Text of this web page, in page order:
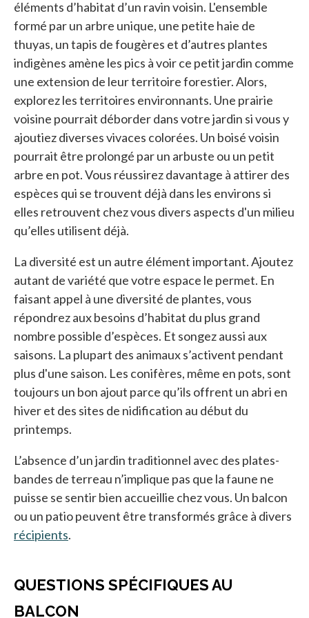
éléments d’habitat d’un ravin voisin. L'ensemble
formé par un arbre unique, une petite haie de
thuyas, un tapis de fougères et d’autres plantes
indigènes amène les pics à voir ce petit jardin comme
une extension de leur territoire forestier. Alors,
explorez les territoires environnants. Une prairie
voisine pourrait déborder dans votre jardin si vous y
ajoutiez diverses vivaces colorées. Un boisé voisin
pourrait être prolongé par un arbuste ou un petit
arbre en pot. Vous réussirez davantage à attirer des
espèces qui se trouvent déjà dans les environs si
elles retrouvent chez vous divers aspects d'un milieu
qu’elles utilisent déjà.
La diversité est un autre élément important. Ajoutez
autant de variété que votre espace le permet. En
faisant appel à une diversité de plantes, vous
répondrez aux besoins d’habitat du plus grand
nombre possible d’espèces. Et songez aussi aux
saisons. La plupart des animaux s’activent pendant
plus d'une saison. Les conifères, même en pots, sont
toujours un bon ajout parce qu’ils offrent un abri en
hiver et des sites de nidification au début du
printemps.
L’absence d’un jardin traditionnel avec des plates-
bandes de terreau n’implique pas que la faune ne
puisse se sentir bien accueillie chez vous. Un balcon
ou un patio peuvent être transformés grâce à divers
récipients.
QUESTIONS SPÉCIFIQUES AU
BALCON